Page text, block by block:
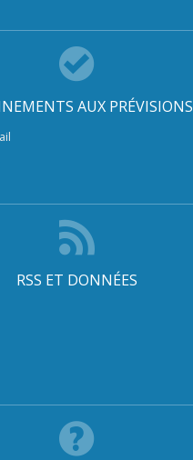
AUX PRÉVISIONS
RSS ET DONNÉES